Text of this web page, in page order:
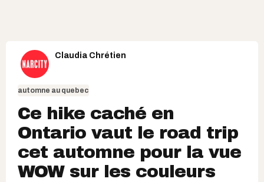
Claudia Chrétien
automne au quebec
Ce hike caché en
Ontario vaut le road trip
cet automne pour la vue
WOW sur les couleurs